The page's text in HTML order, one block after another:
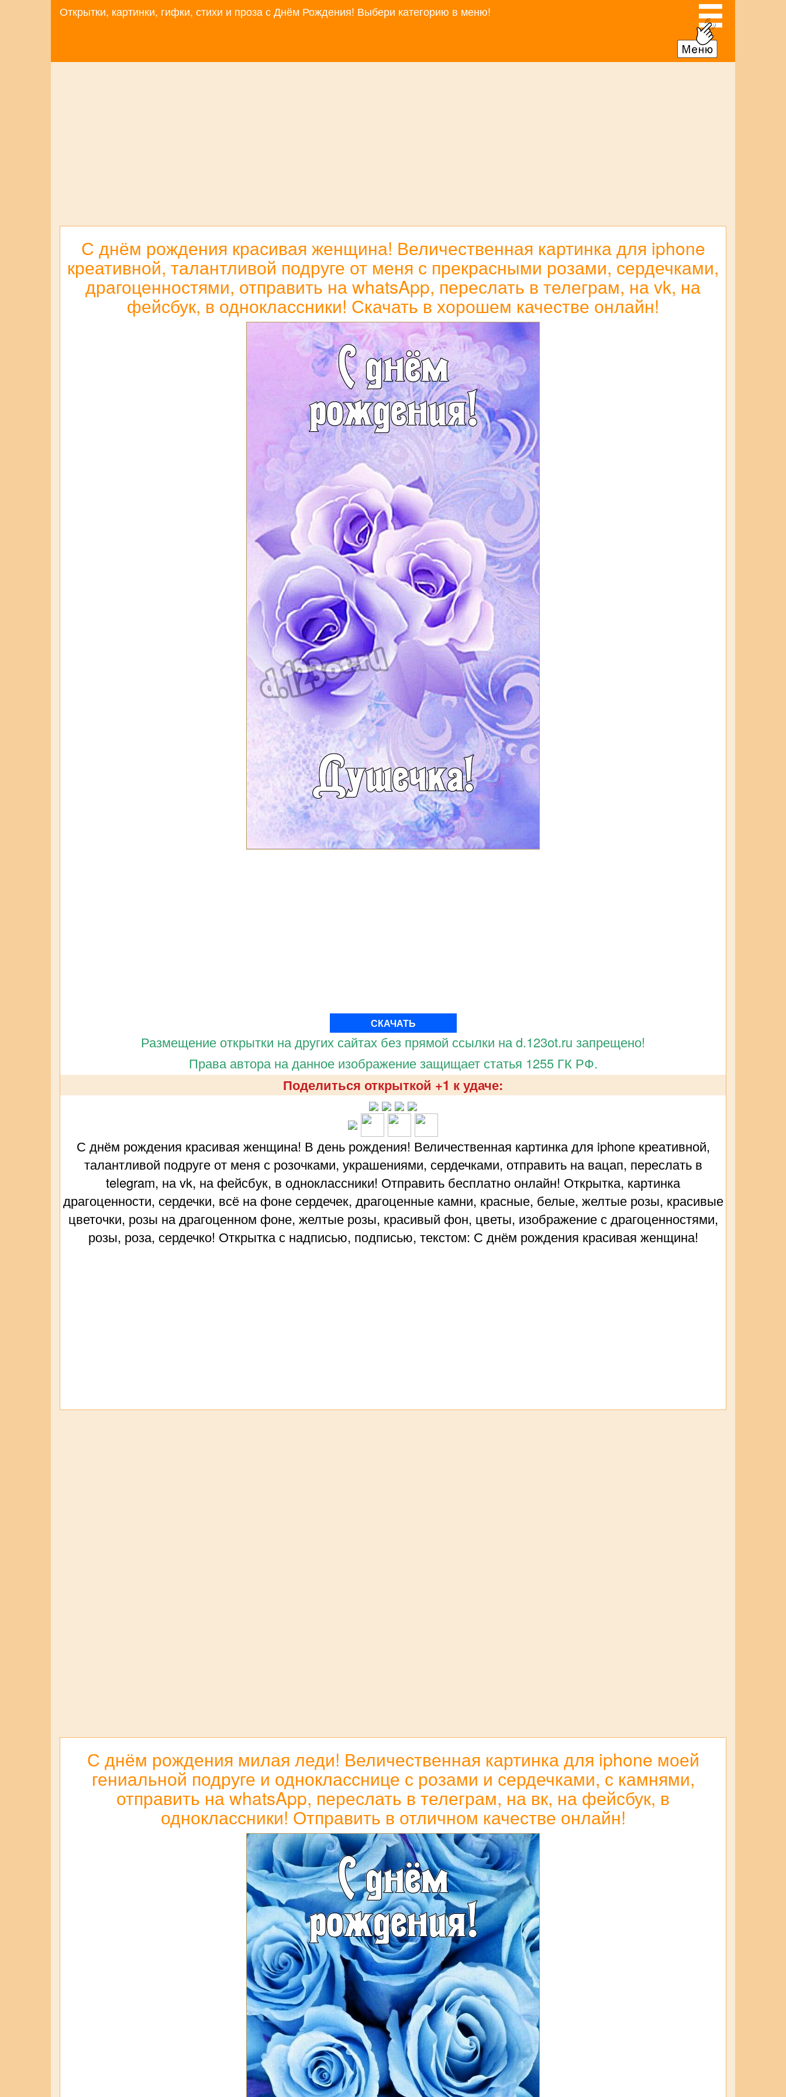
Открытки, картинки, гифки, стихи и проза с Днём Рождения! Выбери категорию в меню!
С днём рождения красивая женщина! Величественная картинка для iphone
креативной, талантливой подруге от меня с прекрасными розами, сердечками,
драгоценностями, отправить на whatsApp, переслать в телеграм, на vk, на
фейсбук, в одноклассники! Скачать в хорошем качестве онлайн!
СКАЧАТЬ
Размещение открытки на других сайтах без прямой ссылки на d.123ot.ru запрещено!
Права автора на данное изображение защищает статья 1255 ГК РФ.
Поделиться открыткой +1 к удаче:
С днём рождения красивая женщина! В день рождения! Величественная картинка для iphone креативной,
талантливой подруге от меня с розочками, украшениями, сердечками, отправить на вацап, переслать в
telegram, на vk, на фейсбук, в одноклассники! Отправить бесплатно онлайн! Открытка, картинка
драгоценности, сердечки, всё на фоне сердечек, драгоценные камни, красные, белые, желтые розы, красивые
цветочки, розы на драгоценном фоне, желтые розы, красивый фон, цветы, изображение с драгоценностями,
розы, роза, сердечко! Открытка с надписью, подписью, текстом: С днём рождения красивая женщина!
С днём рождения милая леди! Величественная картинка для iphone моей
гениальной подруге и однокласснице с розами и сердечками, с камнями,
отправить на whatsApp, переслать в телеграм, на вк, на фейсбук, в
одноклассники! Отправить в отличном качестве онлайн!